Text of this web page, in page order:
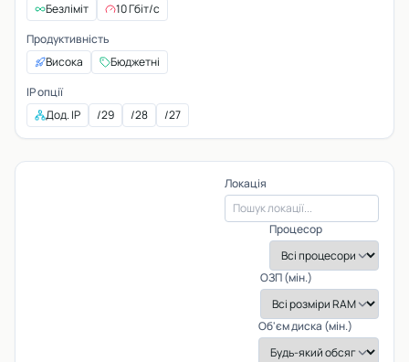
Безліміт
10 Гбіт/с
Продуктивність
Висока
Бюджетні
IP опції
Дод. IP
/29 /28 /27
Локація
Процесор
ОЗП (мін.)
Об'єм диска (мін.)